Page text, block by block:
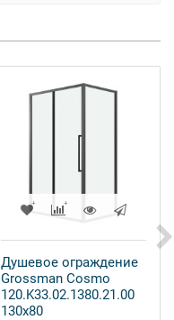
Душевое ограждение
Grossman Cosmo
120.K33.02.1380.21.00
130x80